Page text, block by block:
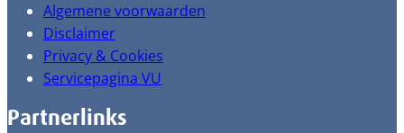
Algemene voorwaarden
Disclaimer
Privacy & Cookies
Servicepagina VU
Partnerlinks